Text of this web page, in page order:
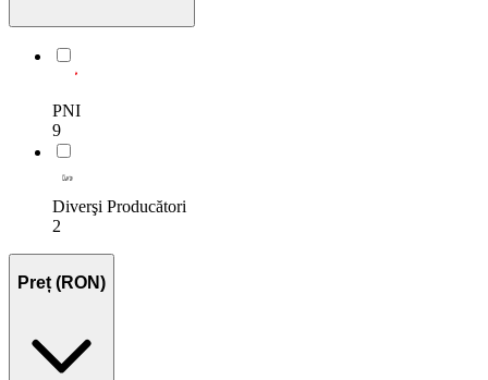
PNI
9
Diverşi Producători
2
Preț (RON)